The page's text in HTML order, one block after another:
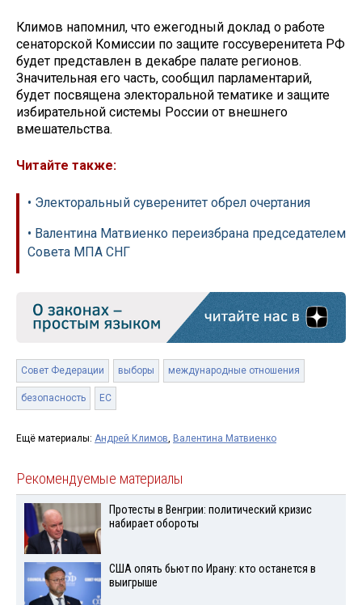
Климов напомнил, что ежегодный доклад о работе
сенаторской Комиссии по защите госсуверенитета РФ
будет представлен в декабре палате регионов.
Значительная его часть, сообщил парламентарий,
будет посвящена электоральной тематике и защите
избирательной системы России от внешнего
вмешательства.
Читайте также:
• Электоральный суверенитет обрел очертания
• Валентина Матвиенко переизбрана председателем
Совета МПА СНГ
Совет Федерации выборы международные отношения
безопасность ЕС
Ещё материалы: Андрей Климов, Валентина Матвиенко
Рекомендуемые материалы
Протесты в Венгрии: политический кризис
набирает обороты
США опять бьют по Ирану: кто останется в
выигрыше